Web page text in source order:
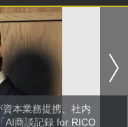
本業務提携、社内
AI商談記録 for RICO